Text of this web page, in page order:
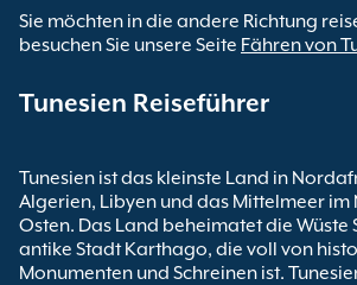
Sie möchten in die andere Richtung
besuchen Sie unsere Seite Fähren von
Tunesien Reiseführer
Tunesien ist das kleinste Land in
Algerien, Libyen und das Mittelmeer im
Osten. Das Land beheimatet die Wüste
antike Stadt Karthago, die voll von
Monumenten und Schreinen ist.